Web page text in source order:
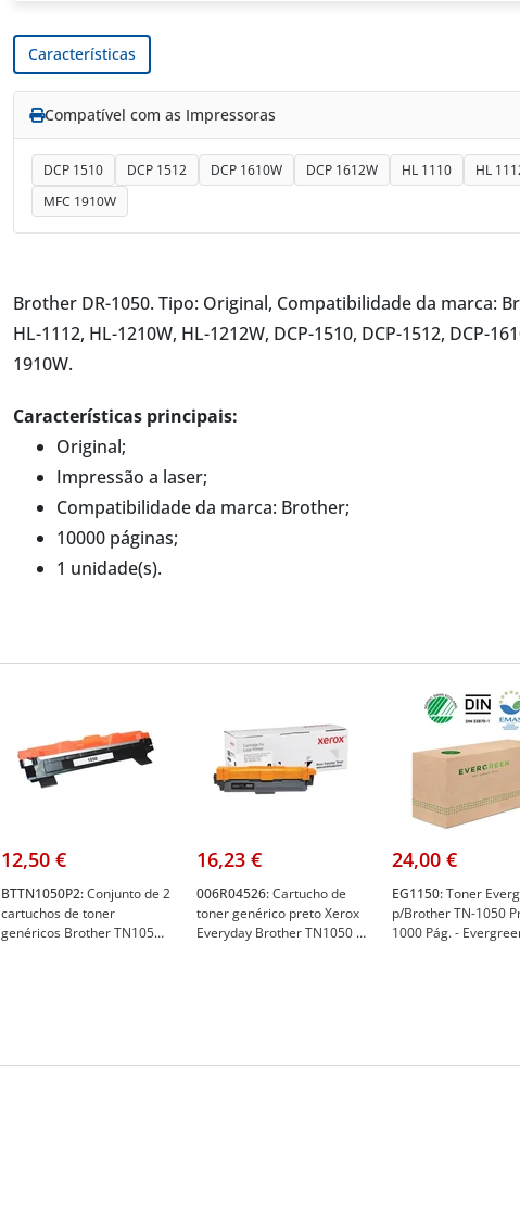
Características
Compatível com as Impressoras
DCP 1510 DCP 1512 DCP 1610W DCP 1612W HL 1110 HL
MFC 1910W
Brother DR-1050. Tipo: Original, Compatibilidade da marca:
HL-1112, HL-1210W, HL-1212W, DCP-1510, DCP-1512, DCP-
1910W.
Características principais:
Original;
Impressão a laser;
Compatibilidade da marca: Brother;
10000 páginas;
1 unidade(s).
12,50 €
BTTN1050P2:Conjunto de 2
cartuchos de toner
genéricos Brother TN1050
16,23 €
006R04526:Cartucho de
toner genérico preto Xerox
Everyday Brother TN1050 -
24,00 €
EG1150:Toner
p/Brother TN-1050
1000 Pág. -